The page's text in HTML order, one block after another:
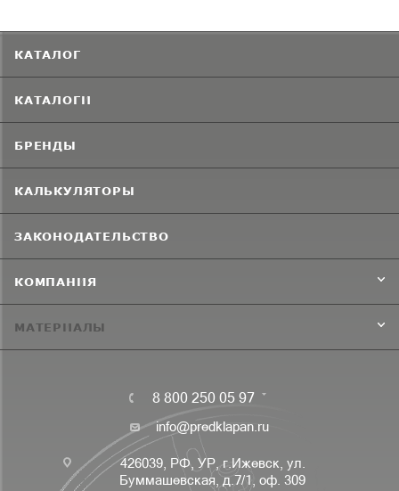
КАТАЛОГ
КАТАЛОГИ
БРЕНДЫ
КАЛЬКУЛЯТОРЫ
ЗАКОНОДАТЕЛЬСТВО
КОМПАНИЯ
МАТЕРИАЛЫ
8 800 250 05 97
info@predklapan.ru
426039, РФ, УР, г.Ижевск, ул.
Буммашевская, д.7/1, оф. 309